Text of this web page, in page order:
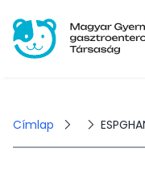
tartalomra
menu
Morzsa
Címlap